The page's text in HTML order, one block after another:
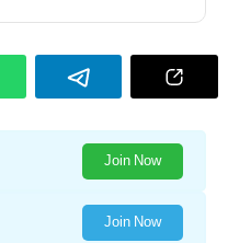
Join Now
Join Now